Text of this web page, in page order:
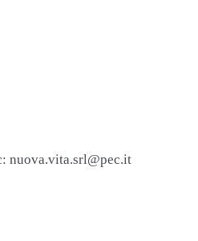
nuova.vita.srl@pec.it